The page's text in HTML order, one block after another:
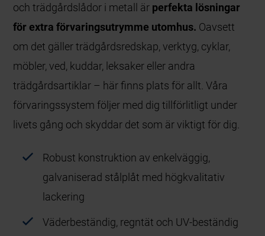
och trädgårdslådor i metall är perfekta lösningar
för extra förvaringsutrymme utomhus. Oavsett
om det gäller trädgårdsredskap, verktyg, cyklar,
möbler, ved, kuddar, leksaker eller andra
trädgårdsartiklar – här finns plats för allt. Våra
förvaringssystem följer med dig tillförlitligt under
livets gång och skyddar det som är viktigt för dig.
Robust konstruktion av enkelväggig,
galvaniserad stålplåt med högkvalitativ
lackering
Väderbeständig, regntät och UV-beständig